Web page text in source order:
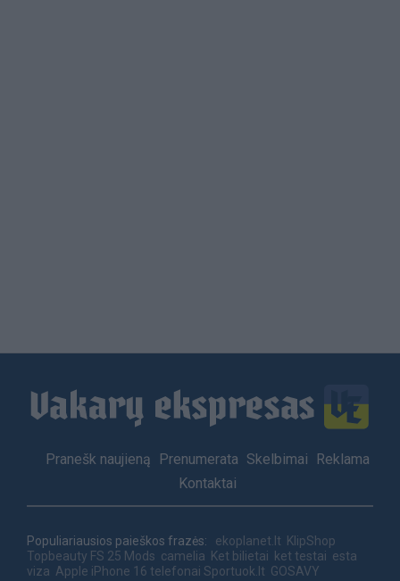
Footer
Pranešk naujieną Prenumerata Skelbimai
Reklama
Kontaktai
Populiariausios paieškos frazės: ekoplanet.lt KlipShop
Topbeauty FS 25 Mods camelia Ket bilietai ket testai esta
viza Apple iPhone 16 telefonai Sportuok.lt GOSAVY